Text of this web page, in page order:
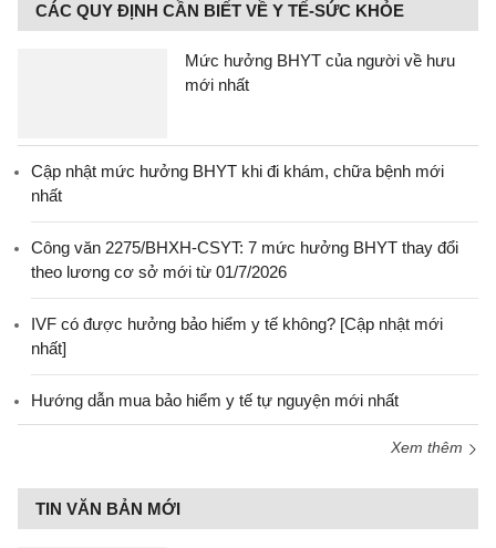
CÁC QUY ĐỊNH CẦN BIẾT VỀ Y TẾ-SỨC KHỎE
Mức hưởng BHYT của người về hưu
mới nhất
Cập nhật mức hưởng BHYT khi đi khám, chữa bệnh mới
nhất
Công văn 2275/BHXH-CSYT: 7 mức hưởng BHYT thay đổi
theo lương cơ sở mới từ 01/7/2026
IVF có được hưởng bảo hiểm y tế không? [Cập nhật mới
nhất]
Hướng dẫn mua bảo hiểm y tế tự nguyện mới nhất
Xem thêm
TIN VĂN BẢN MỚI